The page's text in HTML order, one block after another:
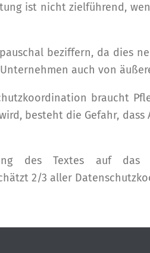
ist nicht zielführend,
beziffern, da dies
auch von
braucht
besteht die Gefahr,
des Textes auf das
2/3 aller